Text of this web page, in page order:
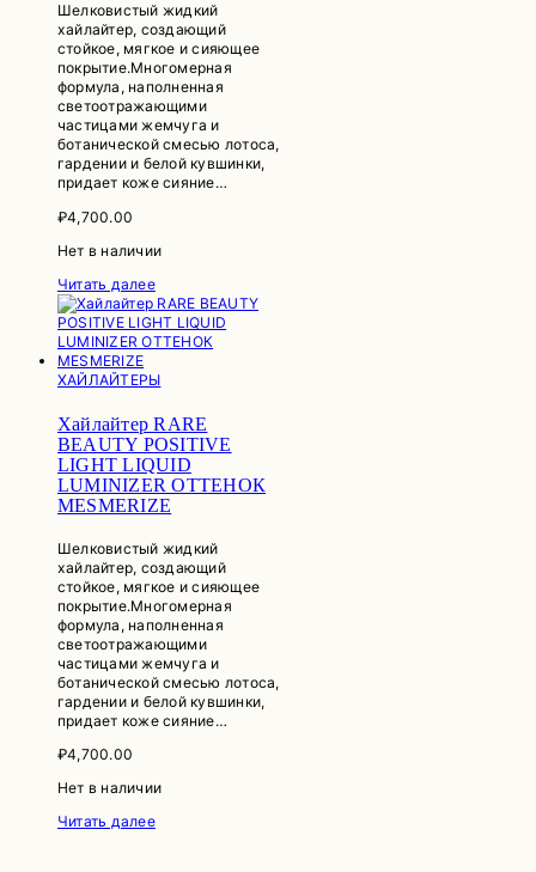
Шелковистый жидкий
хайлайтер, создающий
стойкое, мягкое и сияющее
покрытие.Многомерная
формула, наполненная
светоотражающими
частицами жемчуга и
ботанической смесью лотоса,
гардении и белой кувшинки,
придает коже сияние…
₽4,700.00
Нет в наличии
Читать далее
ХАЙЛАЙТЕРЫ
Хайлайтер RARE
BEAUTY POSITIVE
LIGHT LIQUID
LUMINIZER ОТТЕНОК
MESMERIZE
Шелковистый жидкий
хайлайтер, создающий
стойкое, мягкое и сияющее
покрытие.Многомерная
формула, наполненная
светоотражающими
частицами жемчуга и
ботанической смесью лотоса,
гардении и белой кувшинки,
придает коже сияние…
₽4,700.00
Нет в наличии
Читать далее